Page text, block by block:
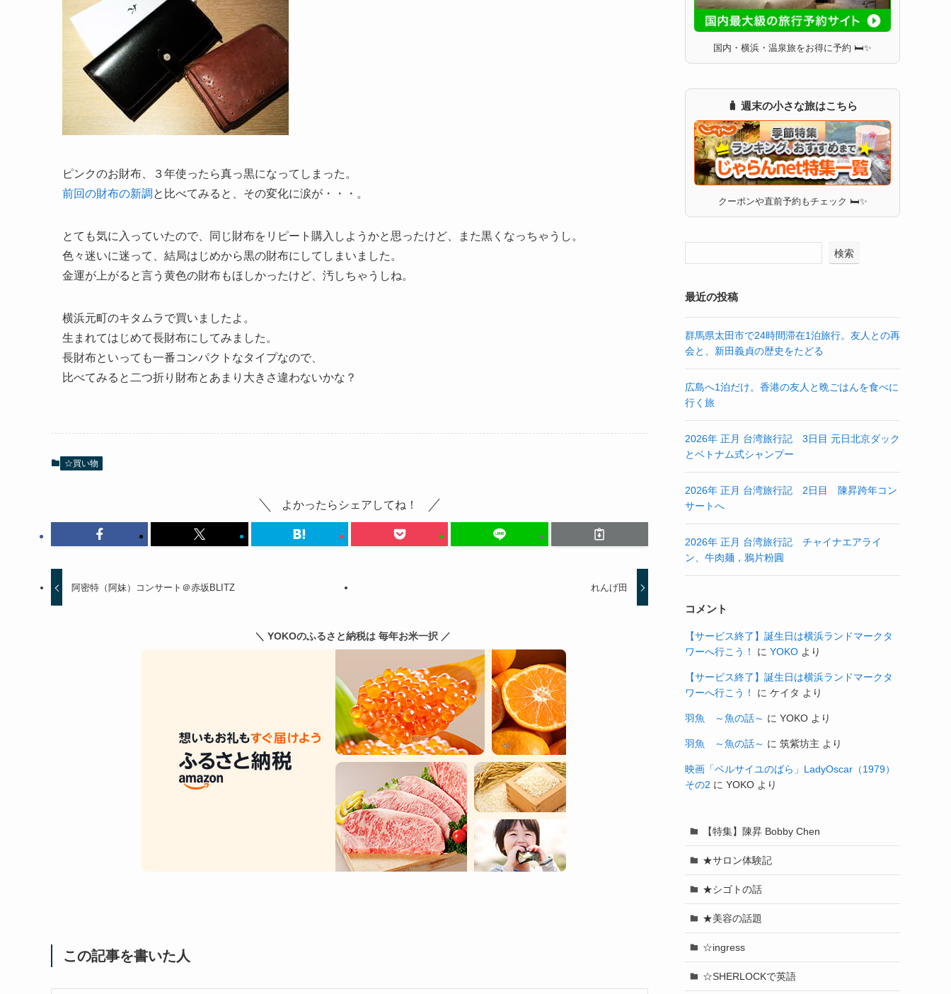
ピンクのお財布、３年使ったら真っ黒になってしまった。
前回の財布の新調 と比べてみると、その変化に涙が・・・。
とても気に入っていたので、同じ財布をリピート購入しようかと思ったけど、また黒くなっちゃうし。
色々迷いに迷って、結局はじめから黒の財布にしてしまいました。
金運が上がると言う黄色の財布もほしかったけど、汚しちゃうしね。
横浜元町のキタムラで買いましたよ。
生まれてはじめて長財布にしてみました。
長財布といっても一番コンパクトなタイプなので、
比べてみると二つ折り財布とあまり大きさ違わないかな？
☆買い物
よかったらシェアしてね！
阿密特（阿妹）コンサート＠赤坂BLITZ れんげ田
＼ YOKOのふるさと納税は 毎年お米一択 ／
この記事を書いた人
国内・横浜・温泉旅をお得に予約 🛏✨
🧳 週末の小さな旅はこちら
クーポンや直前予約もチェック 🛏✨
検索
最近の投稿
群馬県太田市で24時間滞在1泊旅行。友人との再
会と、新田義貞の歴史をたどる
広島へ1泊だけ。香港の友人と晩ごはんを食べに
行く旅
2026年 正月 台湾旅行記 3日目 元日北京ダック
とベトナム式シャンプー
2026年 正月 台湾旅行記 2日目 陳昇跨年コン
サートへ
2026年 正月 台湾旅行記 チャイナエアライ
ン、牛肉麺，鴉片粉圓
コメント
【サービス終了】誕生日は横浜ランドマークタ
ワーへ行こう！
に YOKO より
【サービス終了】誕生日は横浜ランドマークタ
ワーへ行こう！
に ケイタ より
羽魚 ～魚の話～ に YOKO より
羽魚 ～魚の話～ に 筑紫坊主 より
映画「ベルサイユのばら」LadyOscar（1979）
その2 に YOKO より
【特集】陳昇 Bobby Chen
★サロン体験記
★シゴトの話
★美容の話題
☆ingress
☆SHERLOCKで英語